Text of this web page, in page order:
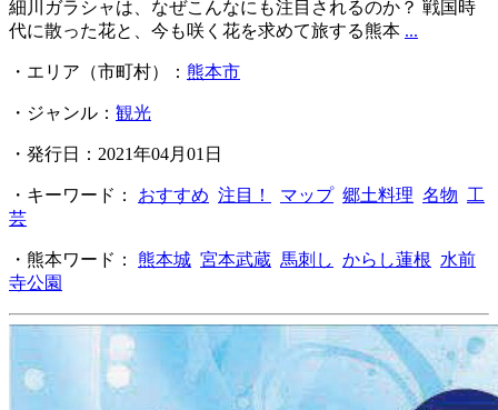
細川ガラシャは、なぜこんなにも注目されるのか？ 戦国時
代に散った花と、今も咲く花を求めて旅する熊本 ...
・エリア（市町村）： 熊本市
・ジャンル： 観光
・発行日：2021年04月01日
・キーワード： おすすめ 注目！ マップ 郷土料理 名物 工
芸
・熊本ワード： 熊本城 宮本武蔵 馬刺し からし蓮根 水前
寺公園